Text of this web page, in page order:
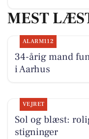
MEST
ALARM112
34-årig mand
i Aarhus
VEJRET
Sol og blæst:
stigninger